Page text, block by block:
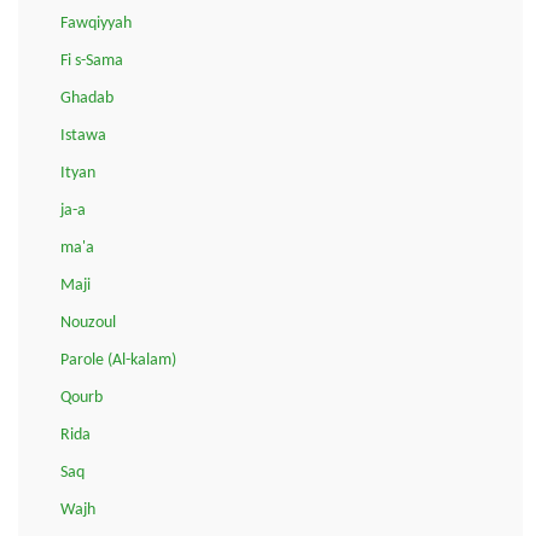
Fawqiyyah
Fi s-Sama
Ghadab
Istawa
Ityan
ja-a
ma'a
Maji
Nouzoul
Parole (Al-kalam)
Qourb
Rida
Saq
Wajh